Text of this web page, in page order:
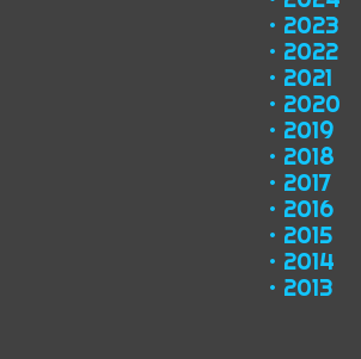
2023
2022
2021
2020
2019
2018
2017
2016
2015
2014
2013